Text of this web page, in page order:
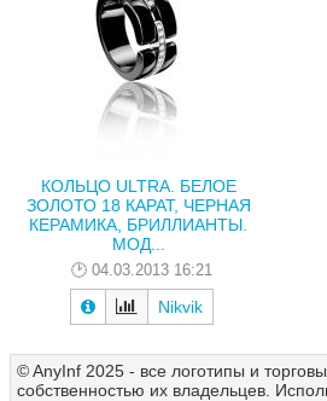
КОЛЬЦО ULTRA. БЕЛОЕ
ЗОЛОТО 18 КАРАТ, ЧЕРНАЯ
КЕРАМИКА, БРИЛЛИАНТЫ.
МОД...
04.03.2013 16:21
Nikvik
© AnyInf 2025 - все логотипы и
собственностью их владельцев.